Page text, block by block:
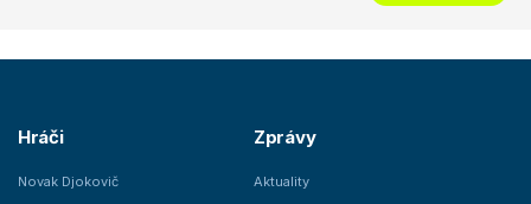
Hráči
Novak Djokovič
Zprávy
Aktuality